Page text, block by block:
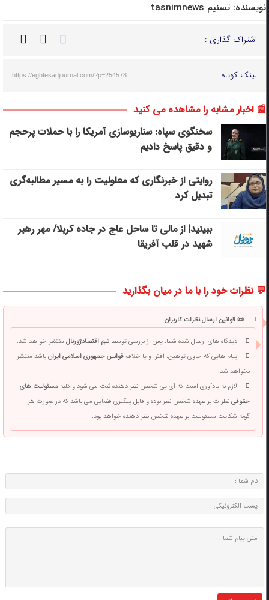
نویسنده: تسنیم tasnimnews
اشتراک گذاری :
لینک کوتاه : https://eghtesadjournal.com/?p=254578
📰 اخبار مشابه را مشاهده می کنید
سخنگوی سپاه: سناریوسازی آمریکا را با حملات پرحجم‌‌
و دقیق‌ پاسخ دادیم
روایتی از خبرنگاری که معلولیت را به مسیر مطالبه‌گری
تبدیل کرد
ببینید| از مالی تا ساحل عاج در جاده کربلا/ مهر رهبر
شهید در قلب آفریقا
💬 نظرات خود را با ما در میان بگذارید
📜 قوانین ارسال نظرات کاربران
دیدگاه های ارسال شده شما، پس از بررسی توسطتیم اقتصادژورنالمنتشر خواهد شد.
پیام هایی که حاوی توهین، افترا و یا خلافقوانین جمهوری اسلامی ایرانباشد منتشر
نخواهد شد.
لازم به یادآوری است که آی پی شخص نظر دهنده ثبت می شود و کلیهمسئولیت های
حقوقینظرات بر عهده شخص نظر بوده و قابل پیگیری قضایی می باشد که در صورت هر
گونه شکایت مسئولیت بر عهده شخص نظر دهنده خواهد بود.